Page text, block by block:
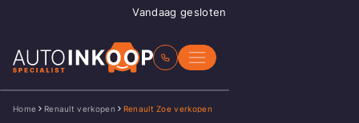
Vandaag gesloten
Home Renault verkopen Renault Zoe verkopen